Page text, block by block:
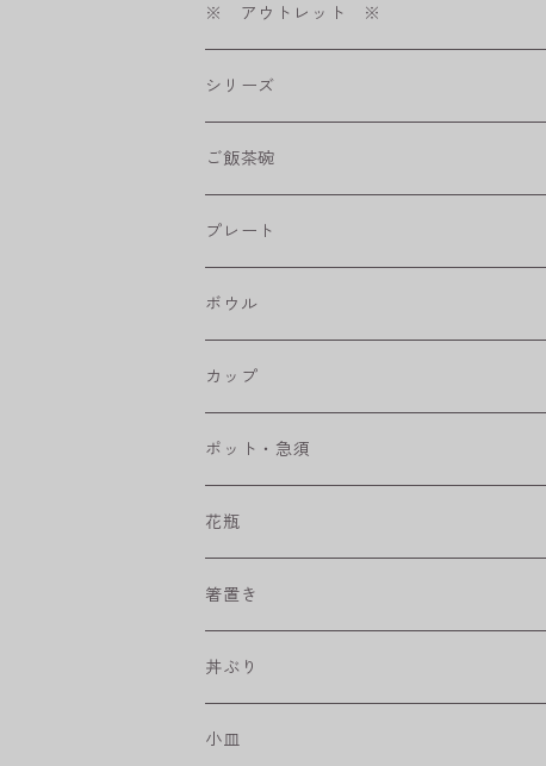
※ アウトレット ※
シリーズ
shabby chic style
フラワーパレード
八角シリーズ
RONDE
ベベルボウル
プリーツ
藍駒
ワビカップ
ハンディ小皿
ご飯茶碗
プレート
楕円皿
丸皿
長皿
角皿
取皿
盛皿
カレー＆パスタ皿
ボウル
大鉢
中鉢
小鉢
カップ
カップ
マグカップ
フリーカップ
そば猪口
ポット・急須
花瓶
水差し
箸置き
丼ぶり
小皿